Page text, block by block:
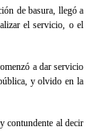
de basura, llegó a
el servicio, o el
a dar servicio
y olvido en la
contundente al decir